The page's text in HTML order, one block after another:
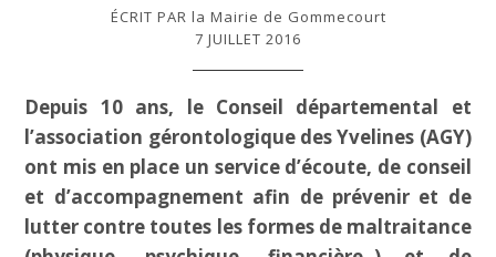
Marchés publics
Intercommunalité
VIE COMMUNALE
École et organisation périscolaire
ÉCRIT PAR la Mairie de Gommecourt
7 JUILLET 2016
Depuis 10 ans, le Conseil départemental et
l’association gérontologique des Yvelines (AGY)
ont mis en place un service d’écoute, de conseil
et d’accompagnement afin de prévenir et de
lutter contre toutes les formes de maltraitance